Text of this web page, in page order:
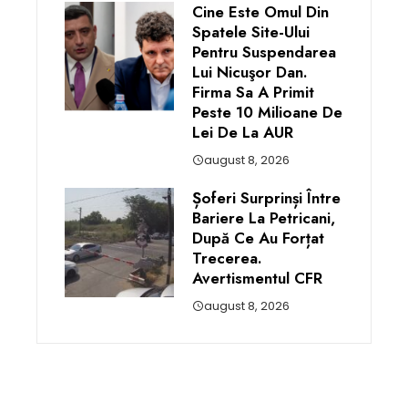
Cine Este Omul Din
Spatele Site-Ului
Pentru Suspendarea
Lui Nicuşor Dan.
Firma Sa A Primit
Peste 10 Milioane De
Lei De La AUR
august 8, 2026
Șoferi Surprinși Între
Bariere La Petricani,
După Ce Au Forțat
Trecerea.
Avertismentul CFR
august 8, 2026